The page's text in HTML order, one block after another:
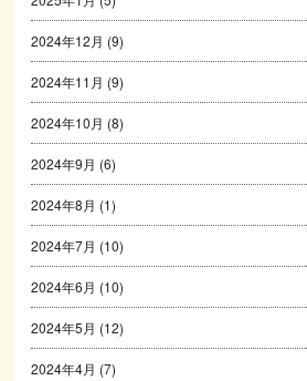
2024年12月 (9)
2024年11月 (9)
2024年10月 (8)
2024年9月 (6)
2024年8月 (1)
2024年7月 (10)
2024年6月 (10)
2024年5月 (12)
2024年4月 (7)